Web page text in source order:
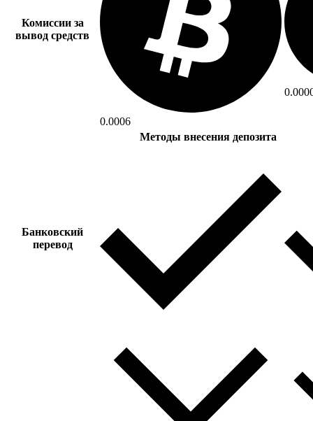
Комиссии за
вывод средств
0.0006
Методы внесения депозита
Банковский
перевод